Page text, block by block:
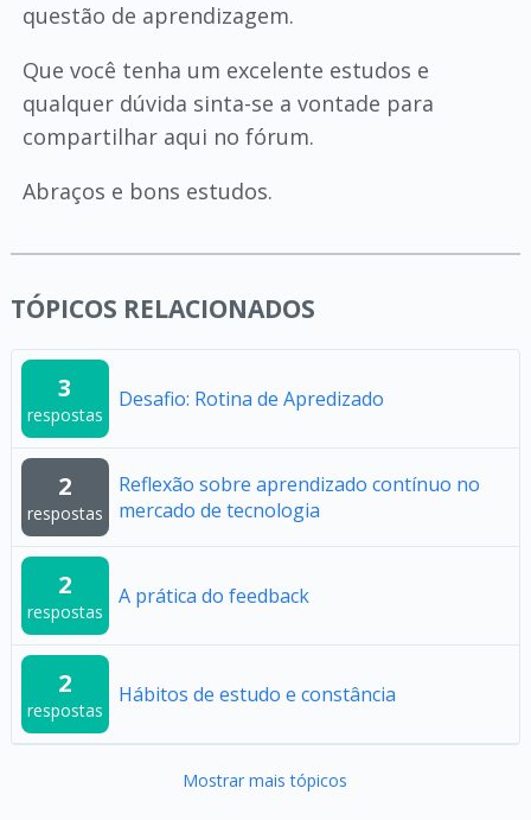
questão de aprendizagem.
Que você tenha um excelente estudos e
qualquer dúvida sinta-se a vontade para
compartilhar aqui no fórum.
Abraços e bons estudos.
TÓPICOS RELACIONADOS
3
respostas
Desafio: Rotina de Apredizado
2
respostas
Reflexão sobre aprendizado contínuo no
mercado de tecnologia
2
respostas
A prática do feedback
2
respostas
Hábitos de estudo e constância
Mostrar mais tópicos